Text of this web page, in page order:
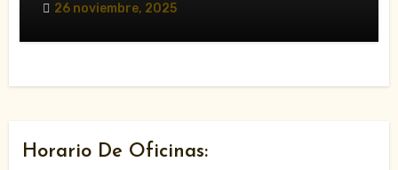
26 noviembre, 2025
Horario De Oficinas: